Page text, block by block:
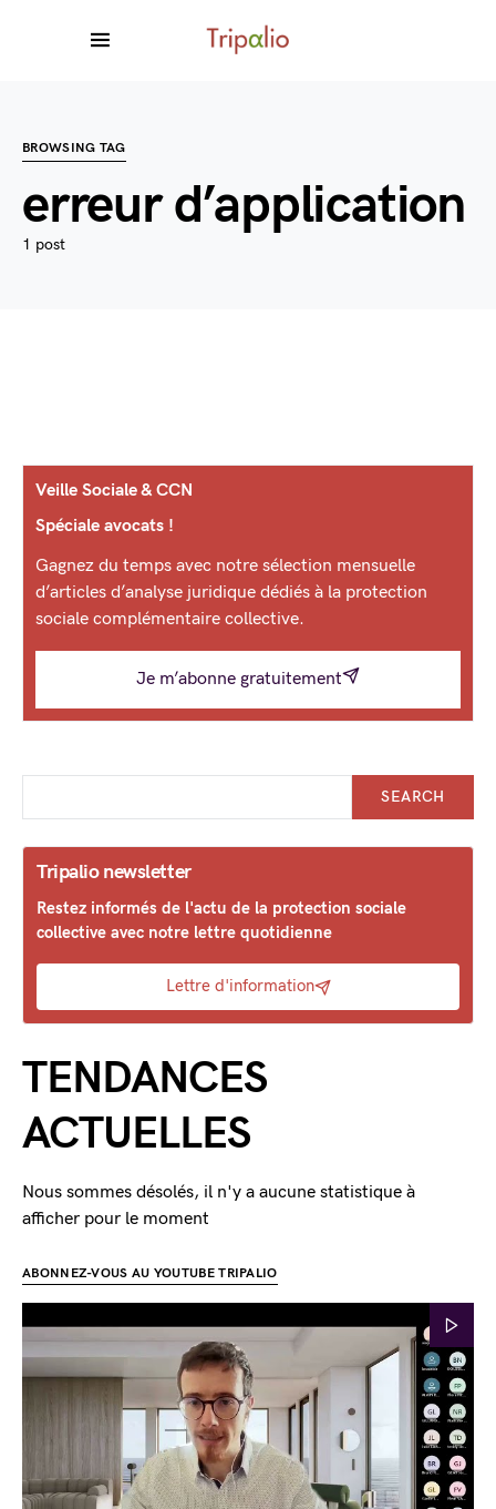
BROWSING TAG
erreur d’application
1 post
Veille Sociale & CCN
Spéciale avocats !
Gagnez du temps avec notre sélection mensuelle
d’articles d’analyse juridique dédiés à la protection
sociale complémentaire collective.
Je m’abonne gratuitement
SEARCH
Tripalio newsletter
Restez informés de l'actu de la protection sociale
collective avec notre lettre quotidienne
Lettre d'information
TENDANCES
ACTUELLES
Nous sommes désolés, il n'y a aucune statistique à
afficher pour le moment
ABONNEZ-VOUS AU YOUTUBE TRIPALIO